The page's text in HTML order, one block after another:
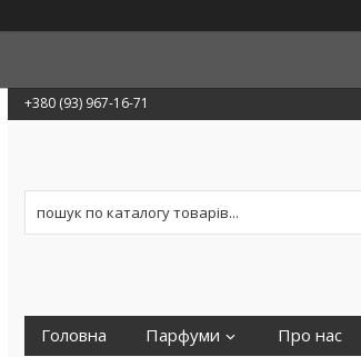
+380 (93) 967-16-71
Головна Парфуми Про нас